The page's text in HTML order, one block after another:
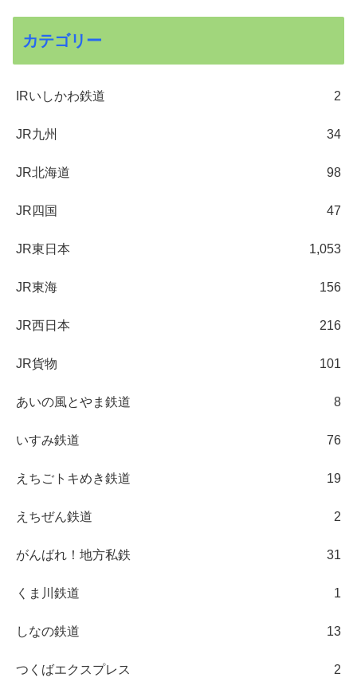
カテゴリー
IRいしかわ鉄道 2
JR九州 34
JR北海道 98
JR四国 47
JR東日本 1,053
JR東海 156
JR西日本 216
JR貨物 101
あいの風とやま鉄道 8
いすみ鉄道 76
えちごトキめき鉄道 19
えちぜん鉄道 2
がんばれ！地方私鉄 31
くま川鉄道 1
しなの鉄道 13
つくばエクスプレス 2